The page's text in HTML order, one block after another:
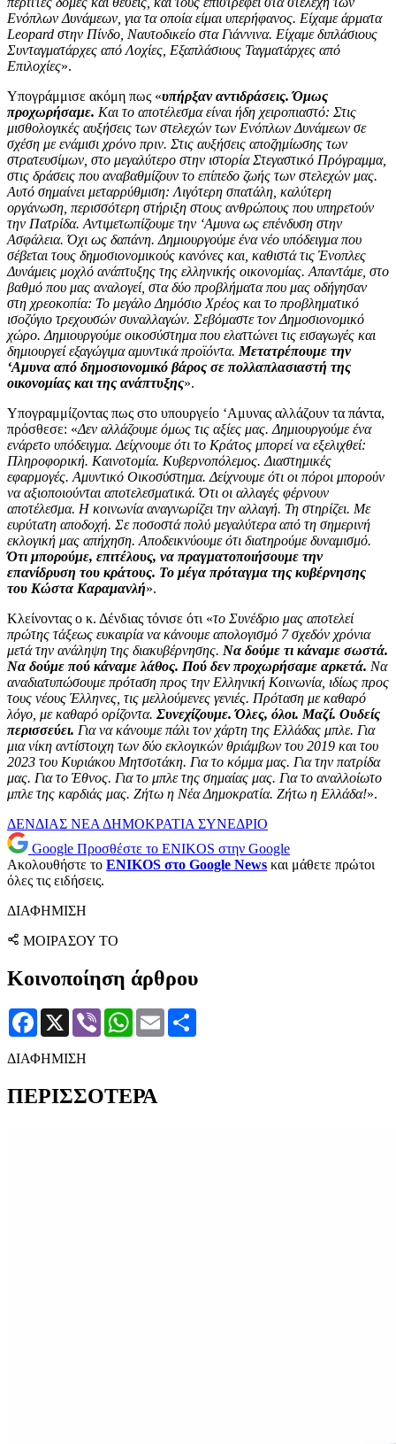
Ενόπλων Δυνάμεων, για τα οποία είμαι υπερήφανος. Είχαμε άρματα
Leopard στην Πίνδο, Ναυτοδικείο στα Γιάννινα. Είχαμε διπλάσιους
Συνταγματάρχες από Λοχίες, Εξαπλάσιους Ταγματάρχες από
Επιλοχίες».
Υπογράμμισε ακόμη πως «υπήρξαν αντιδράσεις. Όμως
προχωρήσαμε. Και το αποτέλεσμα είναι ήδη χειροπιαστό: Στις
μισθολογικές αυξήσεις των στελεχών των Ενόπλων Δυνάμεων σε
σχέση με ενάμισι χρόνο πριν. Στις αυξήσεις αποζημίωσης των
στρατευσίμων, στο μεγαλύτερο στην ιστορία Στεγαστικό Πρόγραμμα,
στις δράσεις που αναβαθμίζουν το επίπεδο ζωής των στελεχών μας.
Αυτό σημαίνει μεταρρύθμιση: Λιγότερη σπατάλη, καλύτερη
οργάνωση, περισσότερη στήριξη στους ανθρώπους που υπηρετούν
την Πατρίδα. Αντιμετωπίζουμε την ‘Αμυνα ως επένδυση στην
Ασφάλεια. Όχι ως δαπάνη. Δημιουργούμε ένα νέο υπόδειγμα που
σέβεται τους δημοσιονομικούς κανόνες και, καθιστά τις Ένοπλες
Δυνάμεις μοχλό ανάπτυξης της ελληνικής οικονομίας. Απαντάμε, στο
βαθμό που μας αναλογεί, στα δύο προβλήματα που μας οδήγησαν
στη χρεοκοπία: Το μεγάλο Δημόσιο Χρέος και το προβληματικό
ισοζύγιο τρεχουσών συναλλαγών. Σεβόμαστε τον Δημοσιονομικό
χώρο. Δημιουργούμε οικοσύστημα που ελαττώνει τις εισαγωγές και
δημιουργεί εξαγώγιμα αμυντικά προϊόντα. Μετατρέπουμε την
‘Αμυνα από δημοσιονομικό βάρος σε πολλαπλασιαστή της
οικονομίας και της ανάπτυξης».
Υπογραμμίζοντας πως στο υπουργείο ‘Αμυνας αλλάζουν τα πάντα,
πρόσθεσε: «Δεν αλλάζουμε όμως τις αξίες μας. Δημιουργούμε ένα
ενάρετο υπόδειγμα. Δείχνουμε ότι το Κράτος μπορεί να εξελιχθεί:
Πληροφορική. Καινοτομία. Κυβερνοπόλεμος. Διαστημικές
εφαρμογές. Αμυντικό Οικοσύστημα. Δείχνουμε ότι οι πόροι μπορούν
να αξιοποιούνται αποτελεσματικά. Ότι οι αλλαγές φέρνουν
αποτέλεσμα. Η κοινωνία αναγνωρίζει την αλλαγή. Τη στηρίζει. Με
ευρύτατη αποδοχή. Σε ποσοστά πολύ μεγαλύτερα από τη σημερινή
εκλογική μας απήχηση. Αποδεικνύουμε ότι διατηρούμε δυναμισμό.
Ότι μπορούμε, επιτέλους, να πραγματοποιήσουμε την
επανίδρυση του κράτους. Το μέγα πρόταγμα της κυβέρνησης
του Κώστα Καραμανλή».
Κλείνοντας ο κ. Δένδιας τόνισε ότι «το Συνέδριο μας αποτελεί
πρώτης τάξεως ευκαιρία να κάνουμε απολογισμό 7 σχεδόν χρόνια
μετά την ανάληψη της διακυβέρνησης. Να δούμε τι κάναμε σωστά.
Να δούμε πού κάναμε λάθος. Πού δεν προχωρήσαμε αρκετά. Να
αναδιατυπώσουμε πρόταση προς την Ελληνική Κοινωνία, ιδίως προς
τους νέους Έλληνες, τις μελλούμενες γενιές. Πρόταση με καθαρό
λόγο, με καθαρό ορίζοντα. Συνεχίζουμε. Όλες, όλοι. Μαζί. Ουδείς
περισσεύει. Για να κάνουμε πάλι τον χάρτη της Ελλάδας μπλε. Για
μια νίκη αντίστοιχη των δύο εκλογικών θριάμβων του 2019 και του
2023 του Κυριάκου Μητσοτάκη. Για το κόμμα μας. Για την πατρίδα
μας. Για το Έθνος. Για το μπλε της σημαίας μας. Για το αναλλοίωτο
μπλε της καρδιάς μας. Ζήτω η Νέα Δημοκρατία. Ζήτω η Ελλάδα!».
ΔΕΝΔΙΑΣ ΝΕΑ ΔΗΜΟΚΡΑΤΙΑ ΣΥΝΕΔΡΙΟ
Google Προσθέστε το ENIKOS στην Google
Ακολουθήστε το ENIKOS στο Google News και μάθετε πρώτοι
όλες τις ειδήσεις.
ΔΙΑΦΗΜΙΣΗ
ΜΟΙΡΑΣΟΥ ΤΟ
Κοινοποίηση άρθρου
Facebook
X Viber WhatsApp
Email
ΔΙΑΦΗΜΙΣΗ
ΠΕΡΙΣΣΟΤΕΡΑ